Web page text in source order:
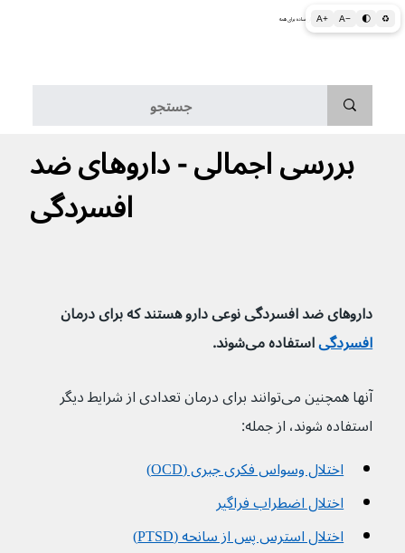
A+ A− 🌓 ♻ اطلاعات پزشکی و بهداشتی به زبان ساده برای همه
بررسی اجمالی - داروهای ضد
افسردگی
داروهای ضد افسردگی نوعی دارو هستند که برای درمان
افسردگی استفاده می‌شوند.
آنها همچنین می‌توانند برای درمان تعدادی از شرایط دیگر
استفاده شوند، از جمله:
اختلال وسواس فکری جبری (OCD)
اختلال اضطراب فراگیر
اختلال استرس پس از سانحه (PTSD)